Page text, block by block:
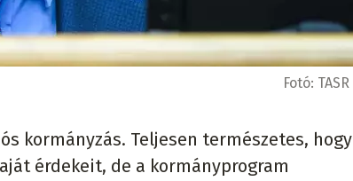
Fotó: TASR
kormányzás. Teljesen természetes, hogy
érdekeit, de a kormányprogram